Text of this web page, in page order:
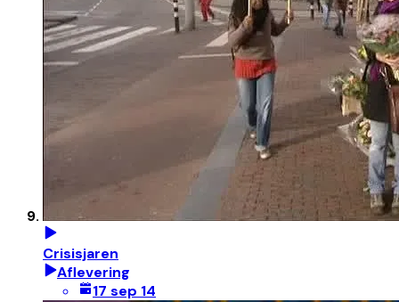
Crisisjaren
Aflevering
17 sep 14